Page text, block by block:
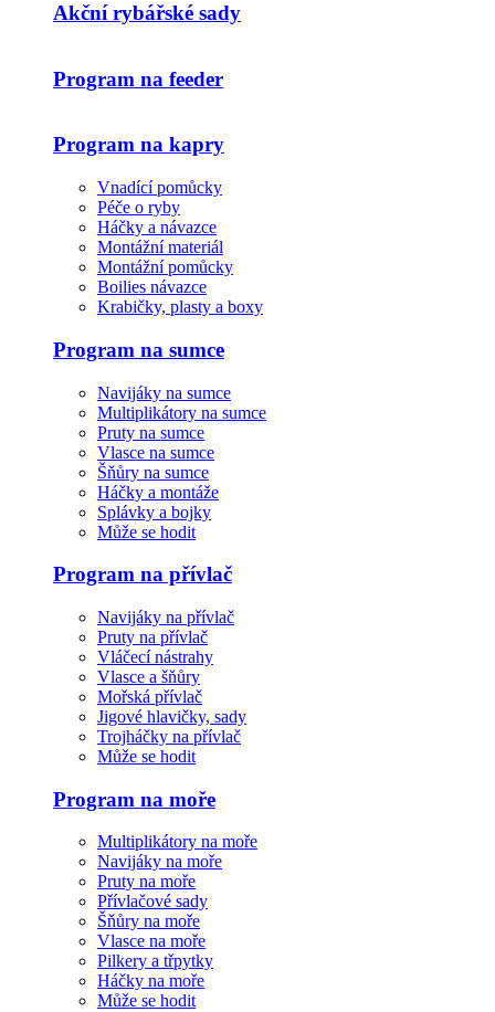
Akční rybářské sady
Program na feeder
Program na kapry
Vnadící pomůcky
Péče o ryby
Háčky a návazce
Montážní materiál
Montážní pomůcky
Boilies návazce
Krabičky, plasty a boxy
Program na sumce
Navijáky na sumce
Multiplikátory na sumce
Pruty na sumce
Vlasce na sumce
Šňůry na sumce
Háčky a montáže
Splávky a bojky
Může se hodit
Program na přívlač
Navijáky na přívlač
Pruty na přívlač
Vláčecí nástrahy
Vlasce a šňůry
Mořská přívlač
Jigové hlavičky, sady
Trojháčky na přívlač
Může se hodit
Program na moře
Multiplikátory na moře
Navijáky na moře
Pruty na moře
Přívlačové sady
Šňůry na moře
Vlasce na moře
Pilkery a třpytky
Háčky na moře
Může se hodit